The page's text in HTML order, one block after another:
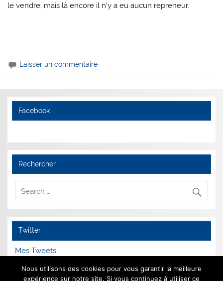
le vendre, mais là encore il n’y a eu aucun repreneur.
Laisser un commentaire
Facebook
Rechercher
Twitter
Mes Tweets
Nous utilisons des cookies pour vous garantir la meilleure
expérience sur notre site. Si vous continuez à utiliser ce